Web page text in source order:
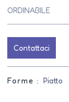
ORDINABILE
Contattaci
Forme : Piatto